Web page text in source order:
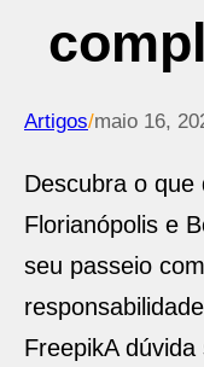
Artigos/maio 16,
Descubra o que
Florianópolis e
seu passeio
responsabilidade
FreepikA dúvida